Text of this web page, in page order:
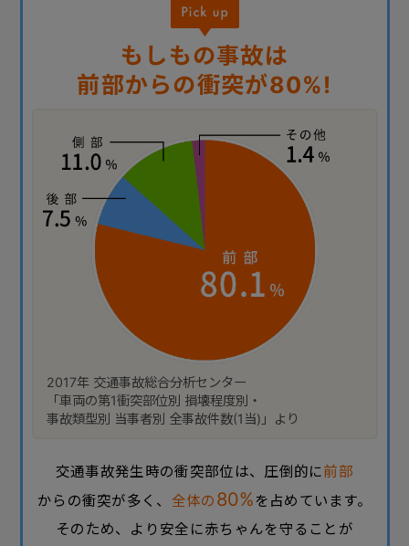
もしもの事故は
前部からの衝突が80%!
2017年 交通事故総合分析センター
「車両の第1衝突部位別 損壊程度別・
事故類型別 当事者別 全事故件数(1当)」より
交通事故発生時の衝突部位は、圧倒的に前部
からの衝突が多く、 全体の 80% を占めています。
そのため、より安全に赤ちゃんを守ることが